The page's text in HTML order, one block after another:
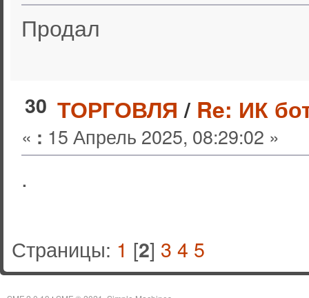
Продал
30 ТОРГОВЛЯ / Re: ИК
« : 15 Апрель 2025, 08:29:02 »
.
Страницы: 1 [2] 3 4 5